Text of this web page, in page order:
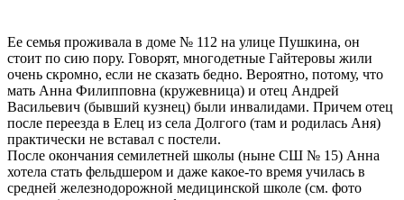
Ее семья проживала в доме № 112 на улице Пушкина, он
стоит по сию пору. Говорят, многодетные Гайтеровы жили
очень скромно, если не сказать бедно. Вероятно, потому, что
мать Анна Филипповна (кружевница) и отец Андрей
Васильевич (бывший кузнец) были инвалидами. Причем отец
после переезда в Елец из села Долгого (там и родилась Аня)
практически не вставал с постели.
После окончания семилетней школы (ныне СШ № 15) Анна
хотела стать фельдшером и даже какое-то время училась в
средней железнодорожной медицинской школе (см. фото